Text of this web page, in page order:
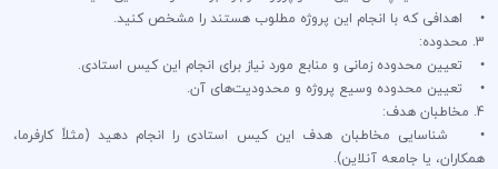
• اهدافی که با انجام این پروژه مطلوب هستند را مشخص کنید.
3. محدوده:
• تعیین محدوده زمانی و منابع مورد نیاز برای انجام این کیس استادی.
• تعیین محدوده وسیع پروژه و محدودیت‌های آن.
4. مخاطبان هدف:
• شناسایی مخاطبان هدف این کیس استادی را انجام دهید (مثلاً کارفرما،
همکاران، یا جامعه آنلاین).